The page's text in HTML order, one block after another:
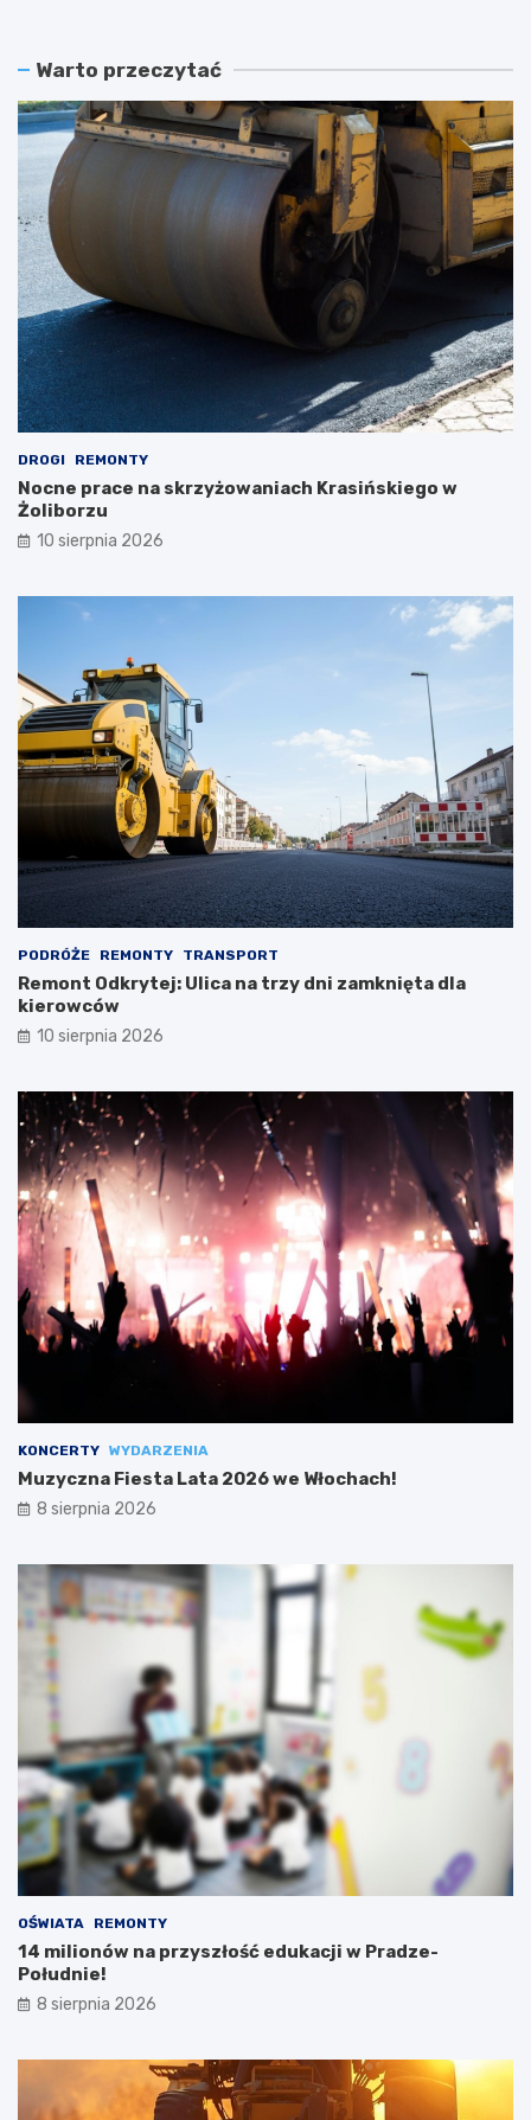
Warto przeczytać
DROGI REMONTY
Nocne prace na skrzyżowaniach Krasińskiego w
Żoliborzu
10 sierpnia 2026
PODRÓŻE REMONTY TRANSPORT
Remont Odkrytej: Ulica na trzy dni zamknięta dla
kierowców
10 sierpnia 2026
KONCERTY WYDARZENIA
Muzyczna Fiesta Lata 2026 we Włochach!
8 sierpnia 2026
OŚWIATA REMONTY
14 milionów na przyszłość edukacji w Pradze-
Południe!
8 sierpnia 2026